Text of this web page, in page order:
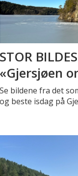
STOR
«Gjersjøen
Se bildene fra det
og beste isdag på